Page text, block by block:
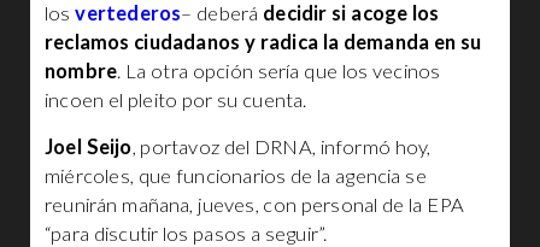
losvertederos– deberá decidir si acoge los
reclamos ciudadanos y radica la demanda en su
nombre. La otra opción sería que los vecinos
incoen el pleito por su cuenta.
Joel Seijo, portavoz del DRNA, informó hoy,
miércoles, que funcionarios de la agencia se
reunirán mañana, jueves, con personal de la EPA
“para discutir los pasos a seguir”.